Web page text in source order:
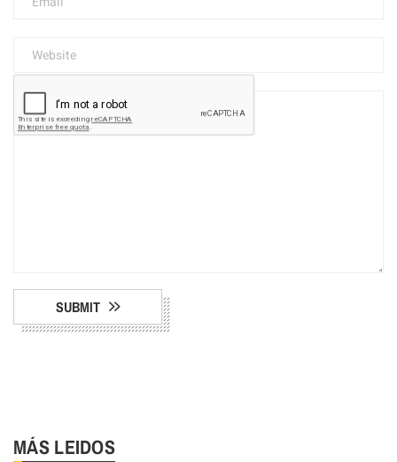
SUBMIT
MÁS LEIDOS